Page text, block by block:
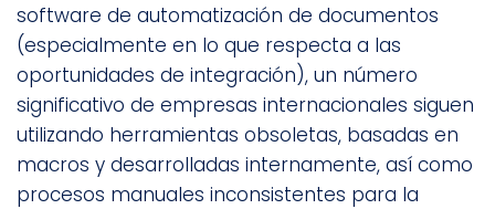
software de automatización de documentos
(especialmente en lo que respecta a las
oportunidades de integración), un número
significativo de empresas internacionales siguen
utilizando herramientas obsoletas, basadas en
macros y desarrolladas internamente, así como
procesos manuales inconsistentes para la